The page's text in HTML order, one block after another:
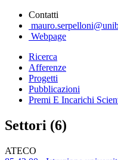
Contatti
Webpage
Ricerca
Afferenze
Progetti
Pubblicazioni
Premi E Incarichi
Settori (6)
ATECO